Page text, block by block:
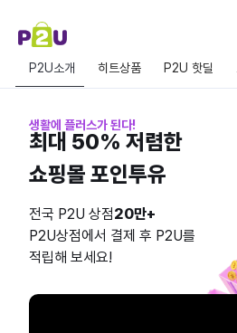
P2U소개 히트상품 P2U 핫딜